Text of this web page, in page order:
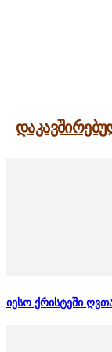
იესო ქრისტეში